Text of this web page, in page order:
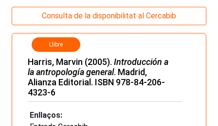
Consulta de la disponibilitat al Cercabib
Llibre
Harris, Marvin (2005). Introducción a
la antropología general. Madrid,
Alianza Editorial. ISBN 978-84-206-
4323-6
Enllaços: